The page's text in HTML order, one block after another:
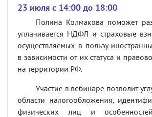
23 июля c 14:00 до 18:00
Полина Колмакова поможет
уплачивается НДФЛ и страховые
осуществляемых в пользу
в зависимости от их статуса и
на территории РФ.
Участие в вебинаре позволит
области налогообложения,
физических лиц и